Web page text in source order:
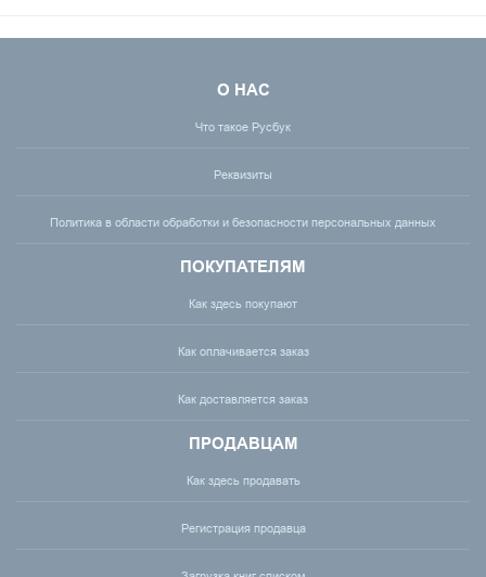
О НАС
Что такое Русбук
Реквизиты
Политика в области обработки и безопасности персональных данных
ПОКУПАТЕЛЯМ
Как здесь покупают
Как оплачивается заказ
Как доставляется заказ
ПРОДАВЦАМ
Как здесь продавать
Регистрация продавца